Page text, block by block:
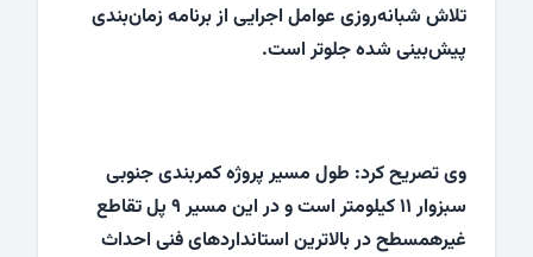
تلاش شبانه‌روزی عوامل اجرایی از برنامه زمان‌بندی
پیش‌بینی شده جلوتر است.
وی تصریح کرد: طول مسیر پروژه کمربندی جنوبی
سبزوار ۱۱ کیلومتر است و در این مسیر ۹ پل تقاطع
غیرهمسطح در بالاترین استانداردهای فنی احداث